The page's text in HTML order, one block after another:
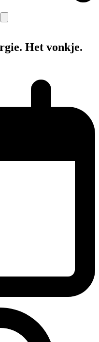
Het vonkje.